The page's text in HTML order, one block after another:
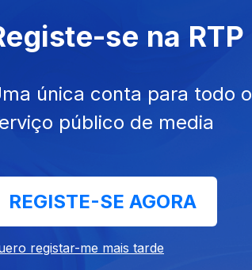
Lucas Pires, num programa
Bento da Vitória que reabre em
Agosto um ciclo dedicado a João
dos 20 anos de carreira.
agora ser estudada pelo Museu
entre os 163 romances submetidos
deste ano do Cinalfama, nas
com o conjunto de seis roças de
se na RTP
única conta para todo o
público de media
REGISTE-SE AGORA
registar-me mais tarde